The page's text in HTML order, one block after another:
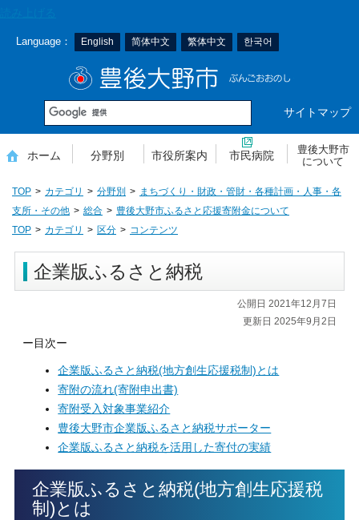
Language： English 简体中文 繁体中文 한국어
サイトマップ
ホーム 分野別 市役所案内 市民病院
豊後大野市
について
TOP カテゴリ 分野別
まちづくり・財政・管財・各種計画・人事・各
支所・その他
総合
豊後大野市ふるさと応援寄附金について
TOP
カテゴリ 区分 コンテンツ
企業版ふるさと納税
公開日 2021年12月7日
更新日 2025年9月2日
ー目次ー
企業版ふるさと納税(地方創生応援税制)とは
寄附の流れ(寄附申出書)
寄附受入対象事業紹介
豊後大野市企業版ふるさと納税サポーター
企業版ふるさと納税を活用した寄付の実績
企業版ふるさと納税(地方創生応援税
制)とは